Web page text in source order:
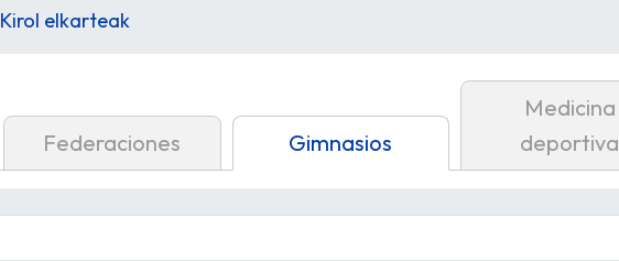
Kirol elkarteak
Federaciones Gimnasios
Medicina
deportiva